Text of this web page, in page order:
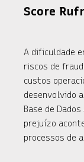
Score
A dificuldade
riscos de
custos
desenvolvido
Base de
prejuízo
processos de